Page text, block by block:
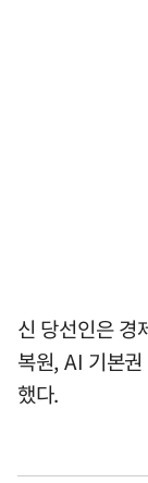
신 당선인은 경
복원, AI 기본
했다.